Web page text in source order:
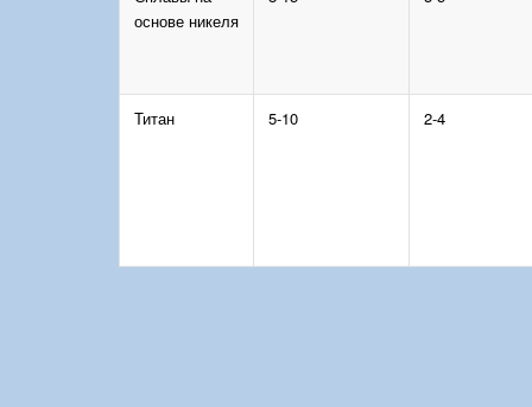
основе никеля
Титан 5-10 2-4